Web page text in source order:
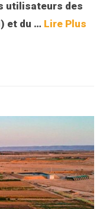
utilisateurs des
et du … Lire Plus